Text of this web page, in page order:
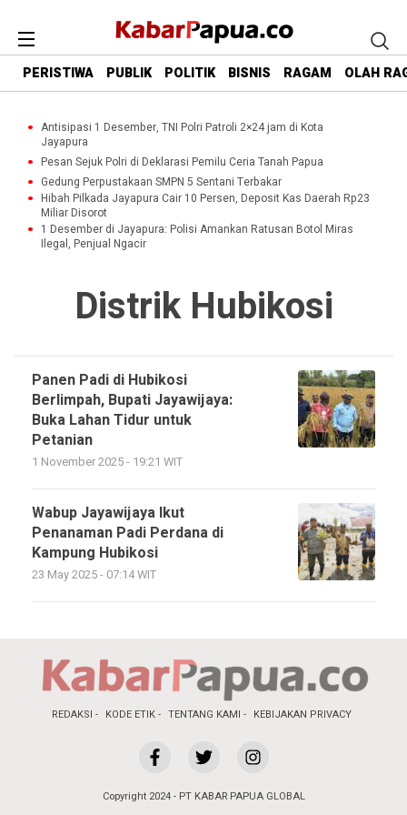
PERISTIWA PUBLIK POLITIK BISNIS RAGAM OLAH
Antisipasi 1 Desember, TNI Polri Patroli 2×24 jam di Kota
Jayapura
Pesan Sejuk Polri di Deklarasi Pemilu Ceria Tanah Papua
Gedung Perpustakaan SMPN 5 Sentani Terbakar
Hibah Pilkada Jayapura Cair 10 Persen, Deposit Kas Daerah Rp23
Miliar Disorot
1 Desember di Jayapura: Polisi Amankan Ratusan Botol Miras
Ilegal, Penjual Ngacir
Distrik Hubikosi
Panen Padi di Hubikosi
Berlimpah, Bupati Jayawijaya:
Buka Lahan Tidur untuk
Petanian
1 November 2025 - 19:21 WIT
Wabup Jayawijaya Ikut
Penanaman Padi Perdana di
Kampung Hubikosi
23 May 2025 - 07:14 WIT
REDAKSI KODE ETIK TENTANG KAMI KEBIJAKAN PRIVACY
Copyright 2024 - PT KABAR PAPUA GLOBAL